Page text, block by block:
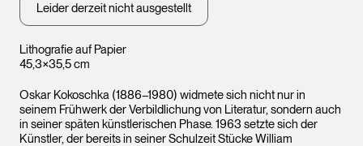
Lithografie auf Papier
45,3×35,5 cm
Leider derzeit nicht ausgestellt
Oskar Kokoschka (1886–1980) widmete sich nicht nur in
seinem Frühwerk der Verbildlichung von Literatur, sondern auch
in seiner späten künstlerischen Phase. 1963 setzte sich der
Künstler, der bereits in seiner Schulzeit Stücke William